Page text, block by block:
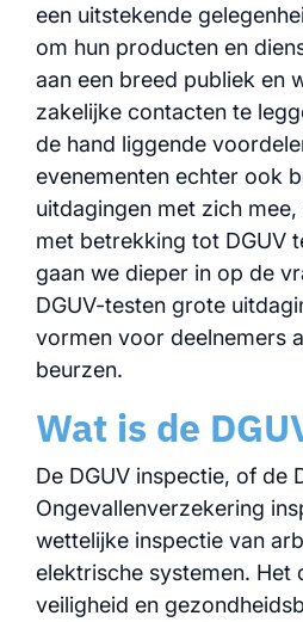
Modules
Services
een uitstekende
om hun producten en
aan een breed publiek en
zakelijke contacten te
de hand liggende
evenementen echter ook
uitdagingen met zich
met betrekking tot DGUV
gaan we dieper in op de
DGUV-testen grote
vormen voor deelnemers
beurzen.
Wat is de
De DGUV inspectie, of de
Ongevallenverzekering
wettelijke inspectie van
elektrische systemen. Het
veiligheid en